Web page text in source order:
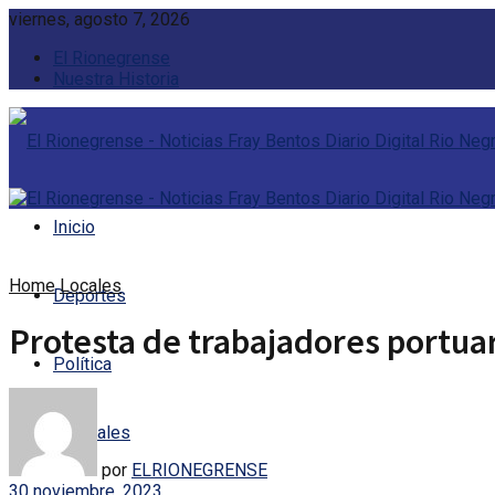
viernes, agosto 7, 2026
El Rionegrense
Nuestra Historia
Inicio
Deportes
Política
Policiales
Home Locales
Protesta de trabajadores
por ELRIONEGRENSE